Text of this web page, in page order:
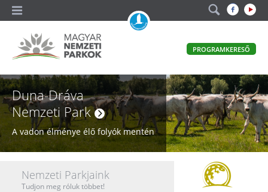
természetvédelem
hivatalos
honlapja
Magyar
Nemzeti
Parkok
PROGRAMKERESŐ
Nemzeti Parkok
Duna-Dráva
Nemzeti Park
A vadon élménye élő folyók mentén
ParkokNemzeti Parkjaink
Tudjon meg róluk többet!